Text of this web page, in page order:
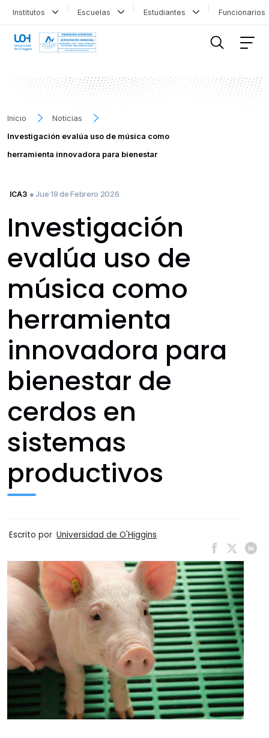
Institutos Escuelas Estudiantes
Inicio
Noticias
Investigación evalúa uso de música como
herramienta innovadora para bienestar
ICA3 ● Jue 19 de Febrero 2026
Investigación
evalúa uso de
música como
herramienta
innovadora para
bienestar de
cerdos en
sistemas
productivos
Escrito por Universidad de O'Higgins